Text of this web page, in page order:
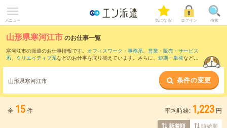
メニュー 気になる! ログイン 検索
山形県寒河江市のお仕事一覧
寒河江市の派遣のお仕事情報です。 オフィスワーク・事務系、 営業・販売・サービス
系、 クリエイティブ系などのお仕事を取り揃えています。さらに、 短期 ・ 単発などの
また、東根市・天童市
など隣接エリアのお仕事もご確
認いただけます。
山形県寒河江市 条件の変更
全 15件 平均時給: 1,223 円
新着順 時給順